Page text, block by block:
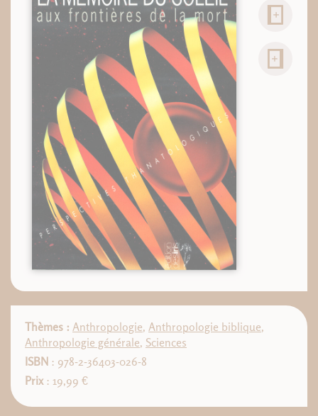
Thèmes : Anthropologie, Anthropologie biblique,
Anthropologie générale, Sciences
ISBN : 978-2-36403-026-8
Prix : 19,99 €